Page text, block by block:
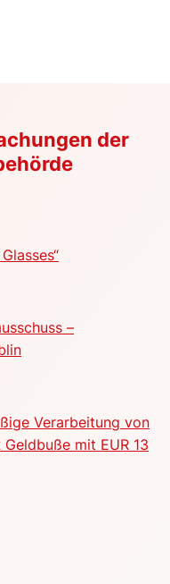
der
–
Verarbeitung von
mit EUR 13